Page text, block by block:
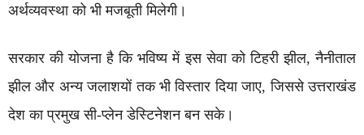
अर्थव्यवस्था को भी मजबूती मिलेगी।
सरकार की योजना है कि भविष्य में इस सेवा को टिहरी झील, नैनीताल
झील और अन्य जलाशयों तक भी विस्तार दिया जाए, जिससे उत्तराखंड
देश का प्रमुख सी-प्लेन डेस्टिनेशन बन सके।